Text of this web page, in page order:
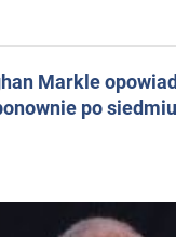
Markle
po